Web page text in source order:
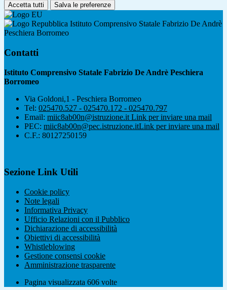
Accetta tutti Salva le preferenze
Istituto Comprensivo Statale Fabrizio De Andrè
Peschiera Borromeo
Contatti
Istituto Comprensivo Statale Fabrizio De Andrè Peschiera
Borromeo
Via Goldoni,1 - Peschiera Borromeo
Tel: 025470.527 - 025470.172 - 025470.797
Email: miic8ab00n@istruzione.it Link per inviare una mail
PEC: miic8ab00n@pec.istruzione.itLink per inviare una mail
C.F.: 80127250159
Sezione Link Utili
Cookie policy
Note legali
Informativa Privacy
Ufficio Relazioni con il Pubblico
Dichiarazione di accessibilità
Obiettivi di accessibilità
Whistleblowing
Gestione consensi cookie
Amministrazione trasparente
Pagina visualizzata 606 volte